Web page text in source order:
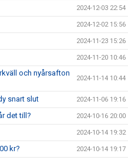
2024-12-03 22:54
2024-12-02 15:56
2024-11-23 15:26
2024-11-20 10:46
och nyårsafton
2024-11-14 10:44
snart slut 2024-11-06 19:16
det till? 2024-10-16 20:00
2024-10-14 19:32
kr? 2024-10-14 19:17